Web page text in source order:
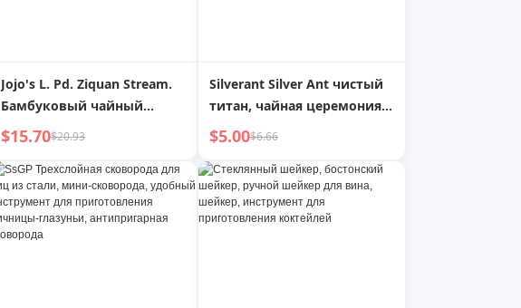
Jojo's L. Pd. Ziquan Stream.
Бамбуковый чайный
фильтр, бамбуковая
инструменты для
приготовления чая,
фильтр для чайной пыли |
Essence
$15.70$20.93
Silverant Silver Ant чистый
титан, чайная церемония,
шесть предметов, набор
инструменты для
приготовления чая,
титановая чайная булавка,
$5.00$6.66